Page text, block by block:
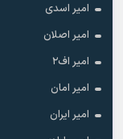
امیر اسدی
امیر اصلان
امیر اف۲
امیر امان
امیر ایران